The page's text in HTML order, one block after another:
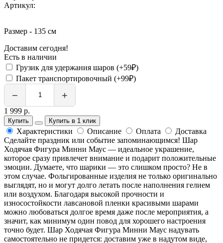
Артикул:
Размер - 135 см
Доставим сегодня!
Есть в наличии
Грузик для удержания шаров (+59₽)
Пакет транспортировочный (+99₽)
− +
1 999 р.
Купить Купить в 1 клик
Характеристики Описание Оплата
Доставка
Сделайте праздник или событие запоминающимся! Шар
Ходячая Фигура Минни Маус — идеальное украшение,
которое сразу привлечет внимание и подарит положительные
эмоции. Думаете, что шарики — это слишком просто? Не в
этом случае. Фольгированные изделия не только оригинально
выглядят, но и могут долго летать после наполнения гелием
или воздухом. Благодаря высокой прочности и
износостойкости лавсановой пленки красивыми шарами
можно любоваться долгое время даже после мероприятия, а
значит, как минимум один повод для хорошего настроения
точно будет. Шар Ходячая Фигура Минни Маус надувать
самостоятельно не придется: доставим уже в надутом виде,